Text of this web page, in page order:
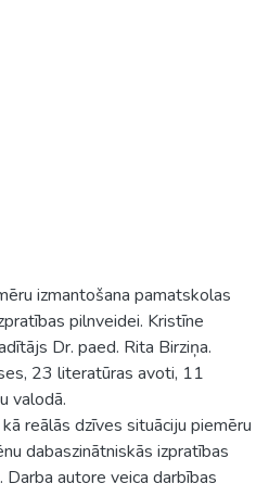
izmantošana pamatskolas
pilnveidei. Kristīne
Dr. paed. Rita Birziņa.
23 literatūras avoti, 11
valodā.
reālās dzīves situāciju piemēru
dabaszinātniskās izpratības
autore veica darbības